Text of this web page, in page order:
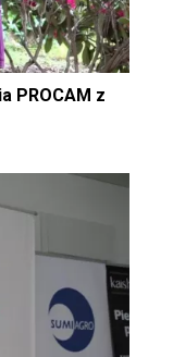
PROCAM z